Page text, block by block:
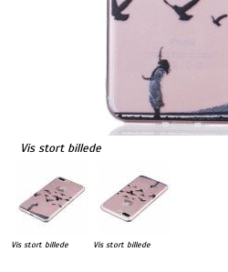
Vis stort billede
Vis stort billede Vis stort billede